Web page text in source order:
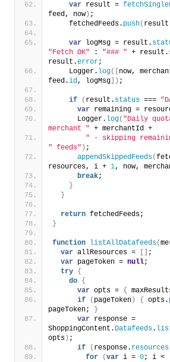
var result =
feed, now ) ;
    fetchedFeeds.
push( result
var logMsg = result.
"Fetch OK" : "### " + result.
result.error;
    Logger.
log( now,
feed.id, logMsg ) ;
if ( result. status ===
var remaining =
      Logger.
log( "Daily
merchant " + merchantId +
" - skipping
" feeds" ) ;
appendSkippedFeeds(
resources, i + 1, now,
break;
}
}
return fetchedFeeds;
}
function listAllDatafeeds(
var allResources =
;
var pageToken = null;
try {
do {
var opts = {
if
( pageToken ) { opts.
pageToken;
}
var response =
ShoppingContent. Datafeeds.
opts ) ;
if
( response. resources
for
(var i = 0; i <